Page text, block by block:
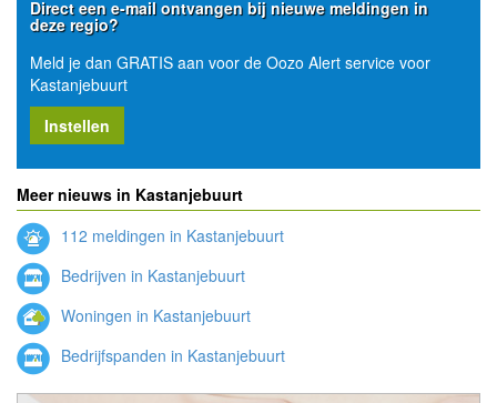
Direct een e-mail ontvangen bij nieuwe meldingen in
deze regio?
Meld je dan GRATIS aan voor de Oozo Alert service voor
Kastanjebuurt
Instellen
Meer nieuws in Kastanjebuurt
112 meldingen in Kastanjebuurt
Bedrijven in Kastanjebuurt
Woningen in Kastanjebuurt
Bedrijfspanden in Kastanjebuurt